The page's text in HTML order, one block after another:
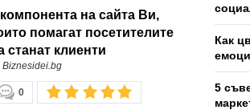
на сайта Ви,
помагат посетителите
станат клиенти
Biznesidei.bg
0
Как
5